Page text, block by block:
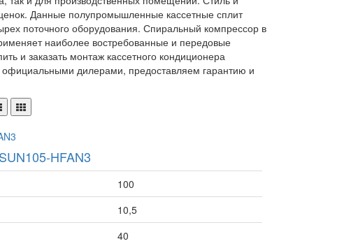
Данные полупромышленные кассетные сплит
поточного оборудования. Спиральный компрессор в
наиболее востребованные и передовые
и заказать монтаж кассетного кондиционера
дилерами, предоставляем гарантию и
HFAN3
100
10,5
40